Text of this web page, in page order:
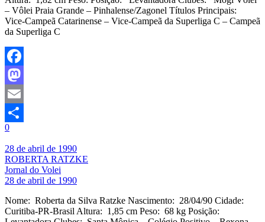
– Vôlei Praia Grande – Pinhalense/Zagonel Títulos Principais:
Vice-Campeã Catarinense – Vice-Campeã da Superliga C – Campeã
da Superliga C
Facebook
Mastodon
Email
Share
0
28 de abril de 1990
ROBERTA RATZKE
Jornal do Volei
28 de abril de 1990
Nome: Roberta da Silva Ratzke Nascimento: 28/04/90 Cidade:
Curitiba-PR-Brasil Altura: 1,85 cm Peso: 68 kg Posição: